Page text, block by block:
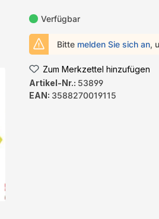
Verfügbar
Bitte melden Sie sich an,
Zum Merkzettel hinzufügen
Artikel-Nr.: 53899
EAN: 3588270019115